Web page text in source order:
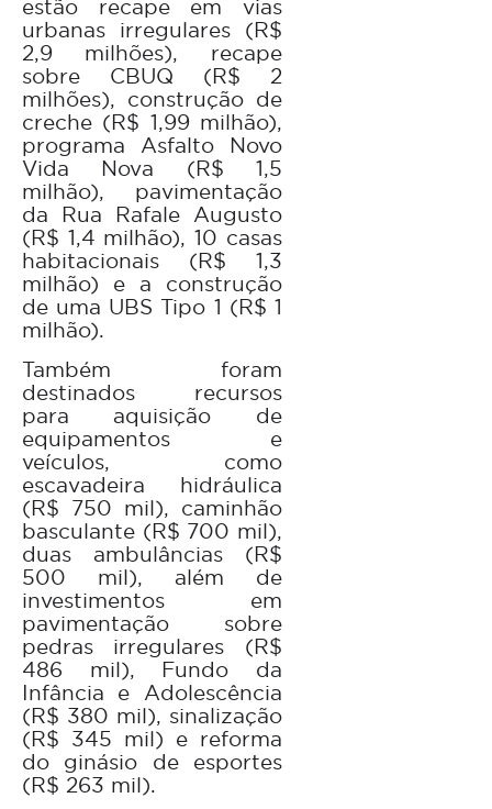
estão recape em vias
urbanas irregulares (R$
2,9 milhões), recape
sobre CBUQ (R$ 2
milhões), construção de
creche (R$ 1,99 milhão),
programa Asfalto Novo
Vida Nova (R$ 1,5
milhão), pavimentação
da Rua Rafale Augusto
(R$ 1,4 milhão), 10 casas
habitacionais (R$ 1,3
milhão) e a construção
de uma UBS Tipo 1 (R$ 1
milhão).
Também foram
destinados recursos
para aquisição de
equipamentos e
veículos, como
escavadeira hidráulica
(R$ 750 mil), caminhão
basculante (R$ 700 mil),
duas ambulâncias (R$
500 mil), além de
investimentos em
pavimentação sobre
pedras irregulares (R$
486 mil), Fundo da
Infância e Adolescência
(R$ 380 mil), sinalização
(R$ 345 mil) e reforma
do ginásio de esportes
(R$ 263 mil).